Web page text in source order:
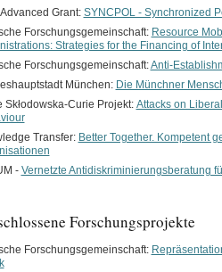
Grant: SYNCPOL - Synchronized
Forschungsgemeinschaft: Resource
Strategies for the Financing of
Forschungsgemeinschaft:Anti-
München: Die Münchner
Skłodowska-Curie Projekt: Attacks on
Transfer: Better Together. Kompetent
- Vernetzte Antidiskriminierungsberatung
Forschungsprojekte
Forschungsgemeinschaft: